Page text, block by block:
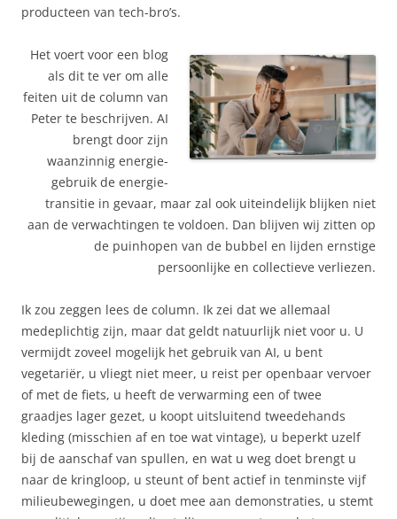
producteen van tech-bro’s.
Het voert voor een blog
als dit te ver om alle
feiten uit de column van
Peter te beschrijven. AI
brengt door zijn
waanzinnig energie-
gebruik de energie-
transitie in gevaar, maar zal ook uiteindelijk blijken niet
aan de verwachtingen te voldoen. Dan blijven wij zitten op
de puinhopen van de bubbel en lijden ernstige
persoonlijke en collectieve verliezen.
Ik zou zeggen lees de column. Ik zei dat we allemaal
medeplichtig zijn, maar dat geldt natuurlijk niet voor u. U
vermijdt zoveel mogelijk het gebruik van AI, u bent
vegetariër, u vliegt niet meer, u reist per openbaar vervoer
of met de fiets, u heeft de verwarming een of twee
graadjes lager gezet, u koopt uitsluitend tweedehands
kleding (misschien af en toe wat vintage), u beperkt uzelf
bij de aanschaf van spullen, en wat u weg doet brengt u
naar de kringloop, u steunt of bent actief in tenminste vijf
milieubewegingen, u doet mee aan demonstraties, u stemt